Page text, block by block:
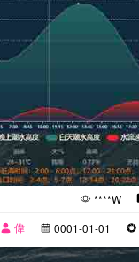
****W
偉
0001-01-01